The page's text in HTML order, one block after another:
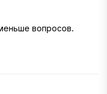
вопросов.